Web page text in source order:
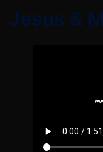
Jesus &